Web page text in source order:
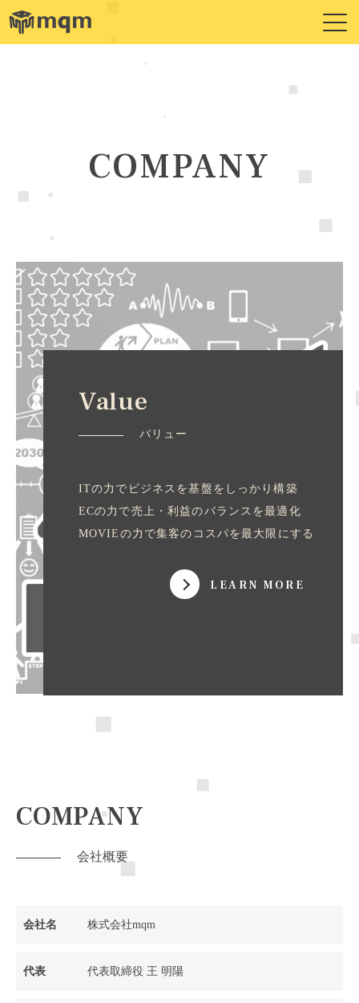
COMPANY
Value
バリュー
ITの力でビジネスを基盤をしっかり構築
ECの力で売上・利益のバランスを最適化
MOVIEの力で集客のコスパを最大限にする
LEARN MORE
COMPANY
会社概要
会社名 株式会社mqm
代表 代表取締役 王 明陽